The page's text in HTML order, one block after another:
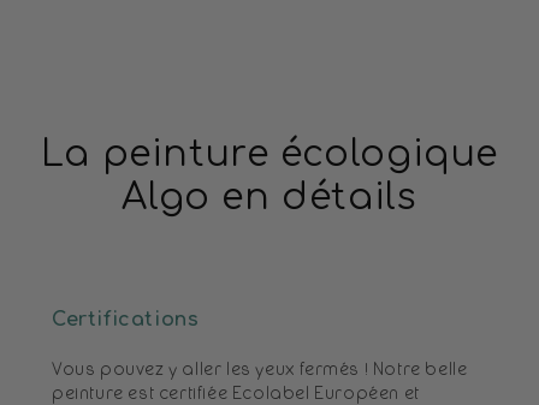
La peinture écologique
Algo en détails
Certifications
Vous pouvez y aller les yeux fermés ! Notre belle
peinture est certifiée Ecolabel Européen et